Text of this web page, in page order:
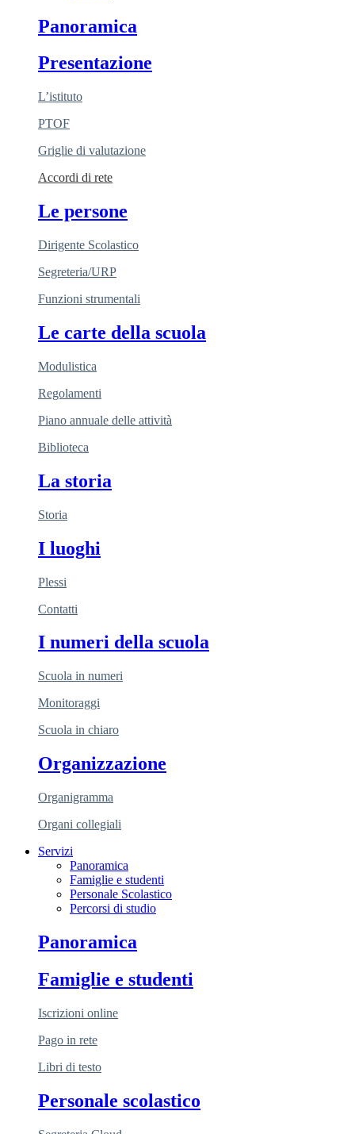
Panoramica
Presentazione
L’istituto
PTOF
Griglie di valutazione
Accordi di rete
Le persone
Dirigente Scolastico
Segreteria/URP
Funzioni strumentali
Le carte della scuola
Modulistica
Regolamenti
Piano annuale delle attività
Biblioteca
La storia
Storia
I luoghi
Plessi
Contatti
I numeri della scuola
Scuola in numeri
Monitoraggi
Scuola in chiaro
Organizzazione
Organigramma
Organi collegiali
Servizi
Panoramica
Famiglie e studenti
Personale Scolastico
Percorsi di studio
Panoramica
Famiglie e studenti
Iscrizioni online
Pago in rete
Libri di testo
Personale scolastico